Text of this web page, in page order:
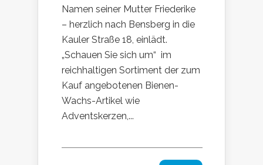
Namen seiner Mutter Friederike
– herzlich nach Bensberg in die
Kauler Straße 18, einlädt.
„Schauen Sie sich um“ im
reichhaltigen Sortiment der zum
Kauf angebotenen Bienen-
Wachs-Artikel wie
Adventskerzen,...